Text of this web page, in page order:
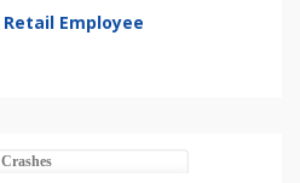
Retail Employee
Crashes